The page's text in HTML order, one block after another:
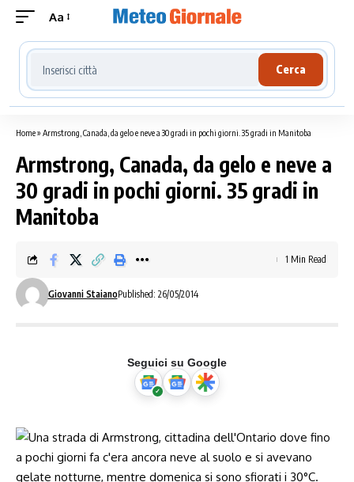
Aa
Cerca località meteo
Cerca
Home» Armstrong, Canada, da gelo e neve a 30 gradi in pochi giorni. 35 gradi in Manitoba
Armstrong, Canada, da gelo e neve a
30 gradi in pochi giorni. 35 gradi in
Manitoba
Giovanni StaianoPublished: 26/05/2014
1 Min Read
Seguici su Google